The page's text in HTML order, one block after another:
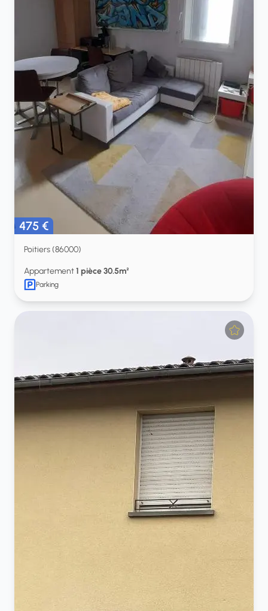
475 €
Poitiers (86000)
Appartement1 pièce 30.5m²
Parking